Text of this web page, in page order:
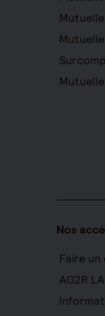
Mutuelle
Nos
Faire un
AG2R